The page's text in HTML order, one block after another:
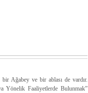
bir Ağabey ve bir ablası de vardır.
Yönelik Faaliyetlerde Bulunmak”